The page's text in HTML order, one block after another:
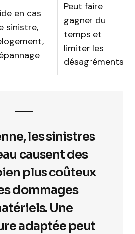
en cas
sinistre,
Peut faire
gagner du
temps et
limiter les
désagréments
les sinistres
causent des
plus coûteux
dommages
Une
adaptée peut